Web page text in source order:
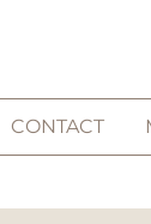
CONTACT